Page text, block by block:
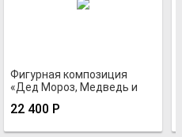
Фигурная композиция
«Дед Мороз, Медведь и
22 400 Р